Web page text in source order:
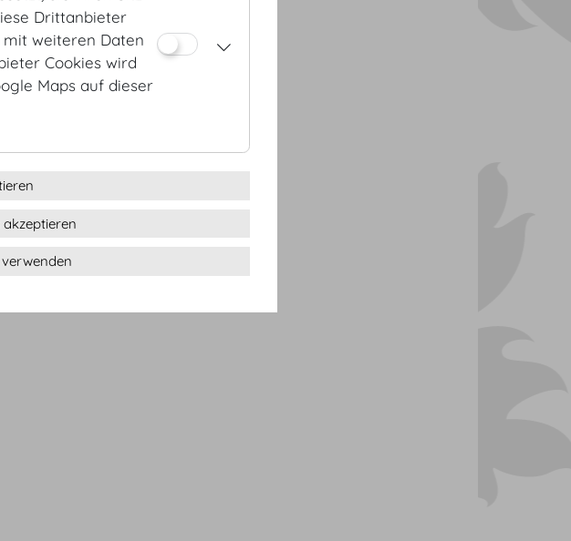
Drittanbieter
weiteren Daten
Cookies wird
Maps auf dieser